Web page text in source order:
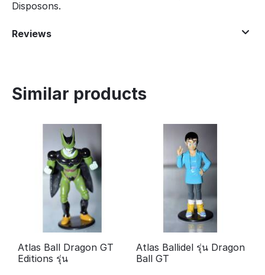
Disposons.
Reviews
Similar products
Atlas Ball Dragon GT
Editions รุ่น
Atlas Ballidel รุ่น Dragon
Ball GT